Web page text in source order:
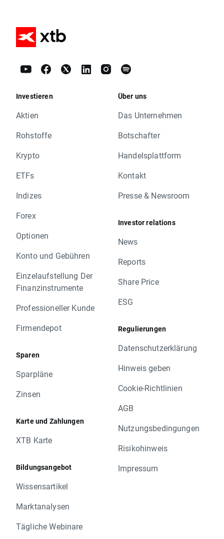
Investieren
Aktien
Rohstoffe
Krypto
ETFs
Indizes
Forex
Optionen
Konto und Gebühren
Einzelaufstellung Der
Finanzinstrumente
Professioneller Kunde
Firmendepot
Sparen
Sparpläne
Zinsen
Karte und Zahlungen
XTB Karte
Bildungsangebot
Wissensartikel
Marktanalysen
Tägliche Webinare
Über uns
Das Unternehmen
Botschafter
Handelsplattform
Kontakt
Presse & Newsroom
Investor relations
News
Reports
Share Price
ESG
Regulierungen
Datenschutzerklärung
Hinweis geben
Cookie-Richtlinien
AGB
Nutzungsbedingungen
Risikohinweis
Impressum